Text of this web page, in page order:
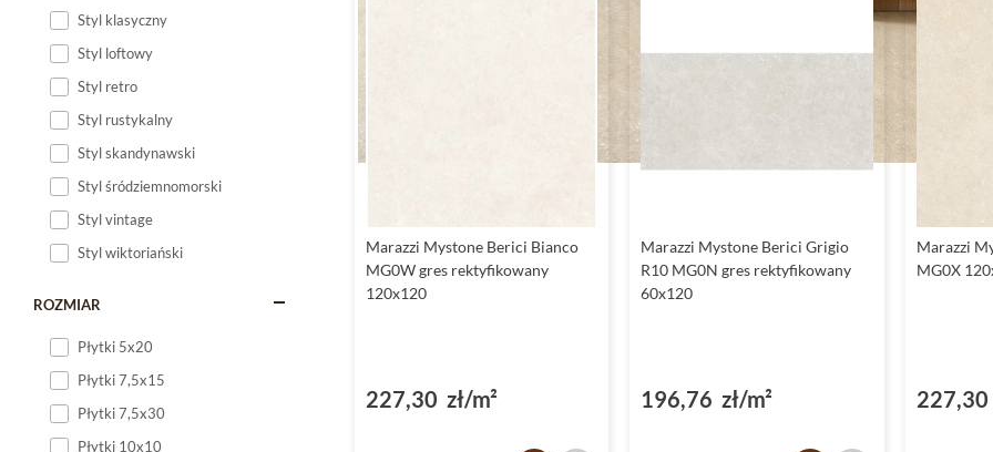
Styl klasyczny
Styl loftowy
Styl retro
Styl rustykalny
Styl skandynawski
Styl śródziemnomorski
Styl vintage
Styl wiktoriański
ROZMIAR
Płytki 5x20
Płytki 7,5x15
Płytki 7,5x30
Płytki 10x10
Marazzi Mystone Berici Bianco
MG0W gres rektyfikowany
120x120
227,30 zł/m²
Marazzi Mystone Berici Grigio
R10 MG0N gres rektyfikowany
60x120
196,76 zł/m²
Marazzi
MG0X
227,30